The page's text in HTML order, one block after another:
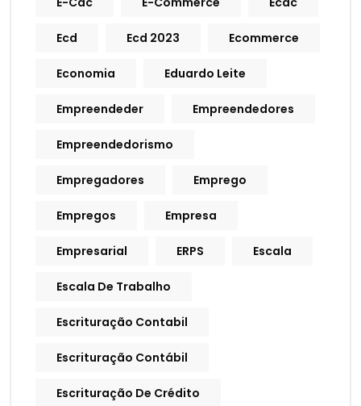
Ecd Ecd 2023 Ecommerce
Economia Eduardo Leite
Empreendeder Empreendedores
Empreendedorismo
Empregadores Emprego
Empregos Empresa
Empresarial ERPS Escala
Escala De Trabalho
Escrituração Contabil
Escrituração Contábil
Escrituração De Crédito